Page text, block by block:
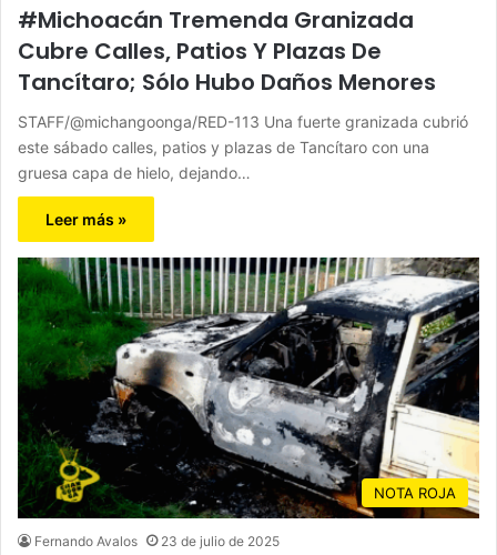
#Michoacán Tremenda Granizada
Cubre Calles, Patios Y Plazas De
Tancítaro; Sólo Hubo Daños Menores
STAFF/@michangoonga/RED-113 Una fuerte granizada cubrió
este sábado calles, patios y plazas de Tancítaro con una
gruesa capa de hielo, dejando…
Leer más »
NOTA ROJA
Fernando Avalos 23 de julio de 2025